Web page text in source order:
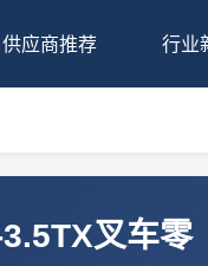
供应商推荐 行业
叉车零